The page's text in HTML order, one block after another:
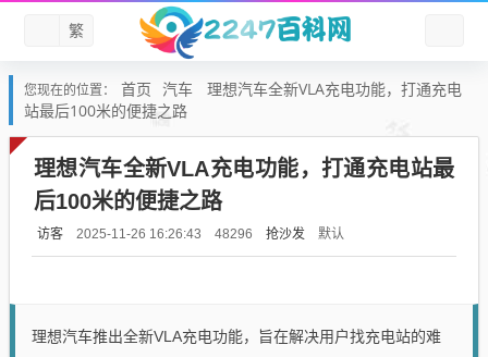
繁
您现在的位置： 首页 汽车
理想汽车全新VLA充电功能，打通充电
站最后100米的便捷之路
理想汽车全新VLA充电功能，打通充电站最
后100米的便捷之路
访客 2025-11-26 16:26:43 48296 抢沙发 默认
理想汽车推出全新VLA充电功能，旨在解决用户找充电站的难